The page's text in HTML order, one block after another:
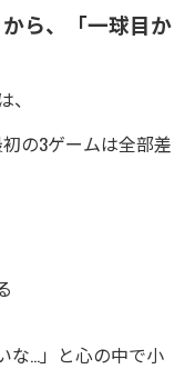
ら、「一球目か
の3ゲームは全部差
な…」と心の中で小